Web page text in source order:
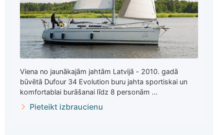
Viena no jaunākajām jahtām Latvijā - 2010. gadā
būvētā Dufour 34 Evolution buru jahta sportiskai un
komfortablai burāšanai līdz 8 personām ...
Pieteikt izbraucienu